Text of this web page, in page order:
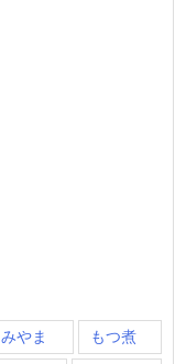
みやま もつ煮